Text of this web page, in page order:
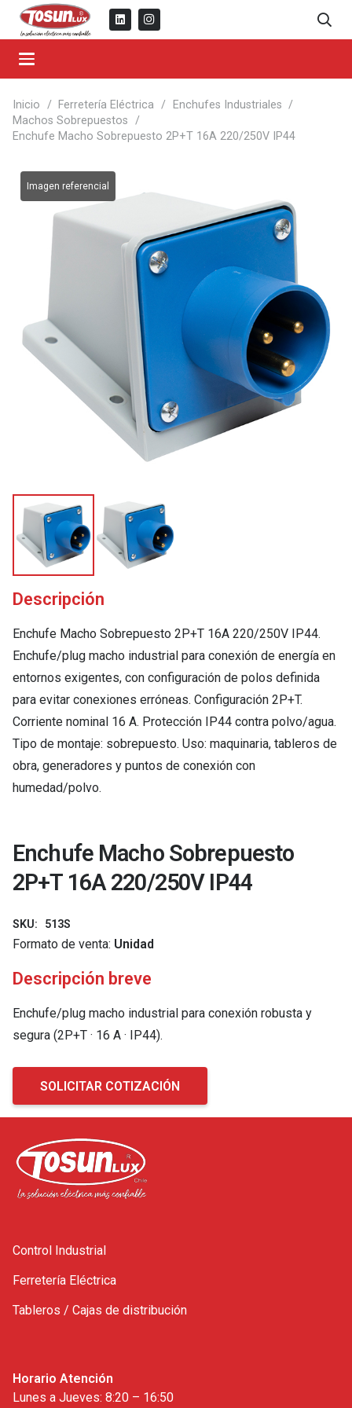
Inicio / Ferretería Eléctrica / Enchufes Industriales /
Machos Sobrepuestos /
Enchufe Macho Sobrepuesto 2P+T 16A 220/250V IP44
Descripción
Enchufe Macho Sobrepuesto 2P+T 16A 220/250V IP44.
Enchufe/plug macho industrial para conexión de energía en
entornos exigentes, con configuración de polos definida
para evitar conexiones erróneas. Configuración 2P+T.
Corriente nominal 16 A. Protección IP44 contra polvo/agua.
Tipo de montaje: sobrepuesto. Uso: maquinaria, tableros de
obra, generadores y puntos de conexión con
humedad/polvo.
Enchufe Macho Sobrepuesto
2P+T 16A 220/250V IP44
SKU: 513S
Formato de venta: Unidad
Descripción breve
Enchufe/plug macho industrial para conexión robusta y
segura (2P+T · 16 A · IP44).
SOLICITAR COTIZACIÓN
Control Industrial
Ferretería Eléctrica
Tableros / Cajas de distribución
Horario Atención
Lunes a Jueves: 8:20 – 16:50